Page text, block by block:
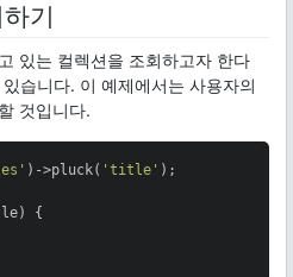
기
있는 컬렉션을 조회하고자 한다
습니다. 이 예제에서는 사용자의
것입니다.
)->pluck( 'title' );
{